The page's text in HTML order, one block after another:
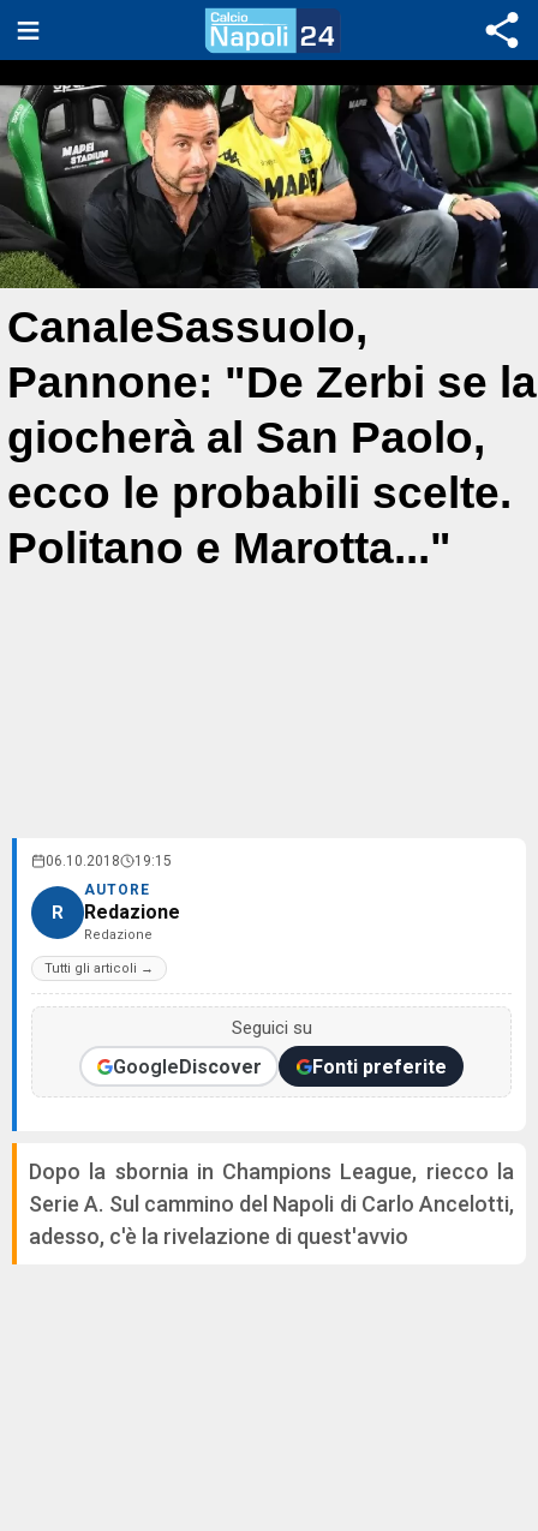
CanaleSassuolo,
Pannone: "De Zerbi se la
giocherà al San Paolo,
ecco le probabili scelte.
Politano e Marotta..."
06.10.2018 19:15
R
AUTORE
Redazione
Redazione
Tutti gli articoli →
Seguici su
GoogleDiscover Fonti preferite
Dopo la sbornia in Champions League, riecco la
Serie A. Sul cammino del Napoli di Carlo Ancelotti,
adesso, c'è la rivelazione di quest'avvio